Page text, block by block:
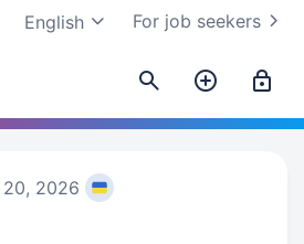
For job seekers
English
20, 2026